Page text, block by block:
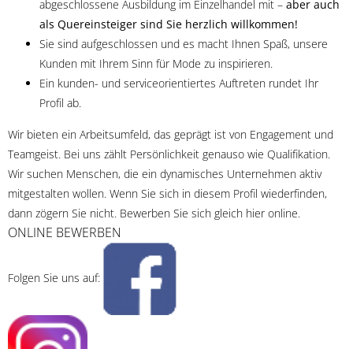
abgeschlossene Ausbildung im Einzelhandel mit – aber auch
als Quereinsteiger sind Sie herzlich willkommen!
Sie sind aufgeschlossen und es macht Ihnen Spaß, unsere
Kunden mit Ihrem Sinn für Mode zu inspirieren.
Ein kunden- und serviceorientiertes Auftreten rundet Ihr
Profil ab.
Wir bieten ein Arbeitsumfeld, das geprägt ist von Engagement und
Teamgeist. Bei uns zählt Persönlichkeit genauso wie Qualifikation.
Wir suchen Menschen, die ein dynamisches Unternehmen aktiv
mitgestalten wollen. Wenn Sie sich in diesem Profil wiederfinden,
dann zögern Sie nicht. Bewerben Sie sich gleich hier online.
ONLINE BEWERBEN
Folgen Sie uns auf: